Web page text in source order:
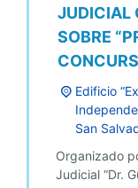
JUDICIAL
SOBRE
Edificio
San
Organizado
Judicial “Dr.